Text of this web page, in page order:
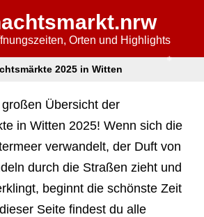
Orten und Highlights
2025 in Witten
Übersicht der
in Witten 2025! Wenn sich die
verwandelt, der Duft von
durch die Straßen zieht und
beginnt die schönste Zeit
Seite findest du alle
❄